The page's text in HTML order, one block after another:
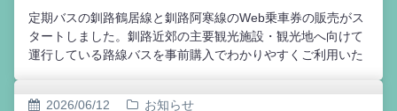
定期バスの釧路鶴居線と釧路阿寒線のWeb乗車券の販売がス
タートしました。釧路近郊の主要観光施設・観光地へ向けて
運行している路線バスを事前購入でわかりやすくご利用いた
間のバスに乗車したら、降車時にWebチケットを乗務員へご
2026/06/12 お知らせ